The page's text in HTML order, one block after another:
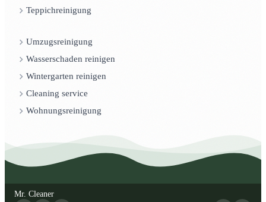
Teppichreinigung
Umzugsreinigung
Wasserschaden reinigen
Wintergarten reinigen
Cleaning service
Wohnungsreinigung
Mr. Cleaner